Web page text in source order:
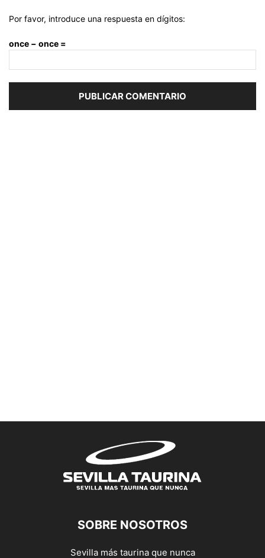
Por favor, introduce una respuesta en dígitos:
once − once =
SOBRE NOSOTROS
Sevilla más taurina que nunca